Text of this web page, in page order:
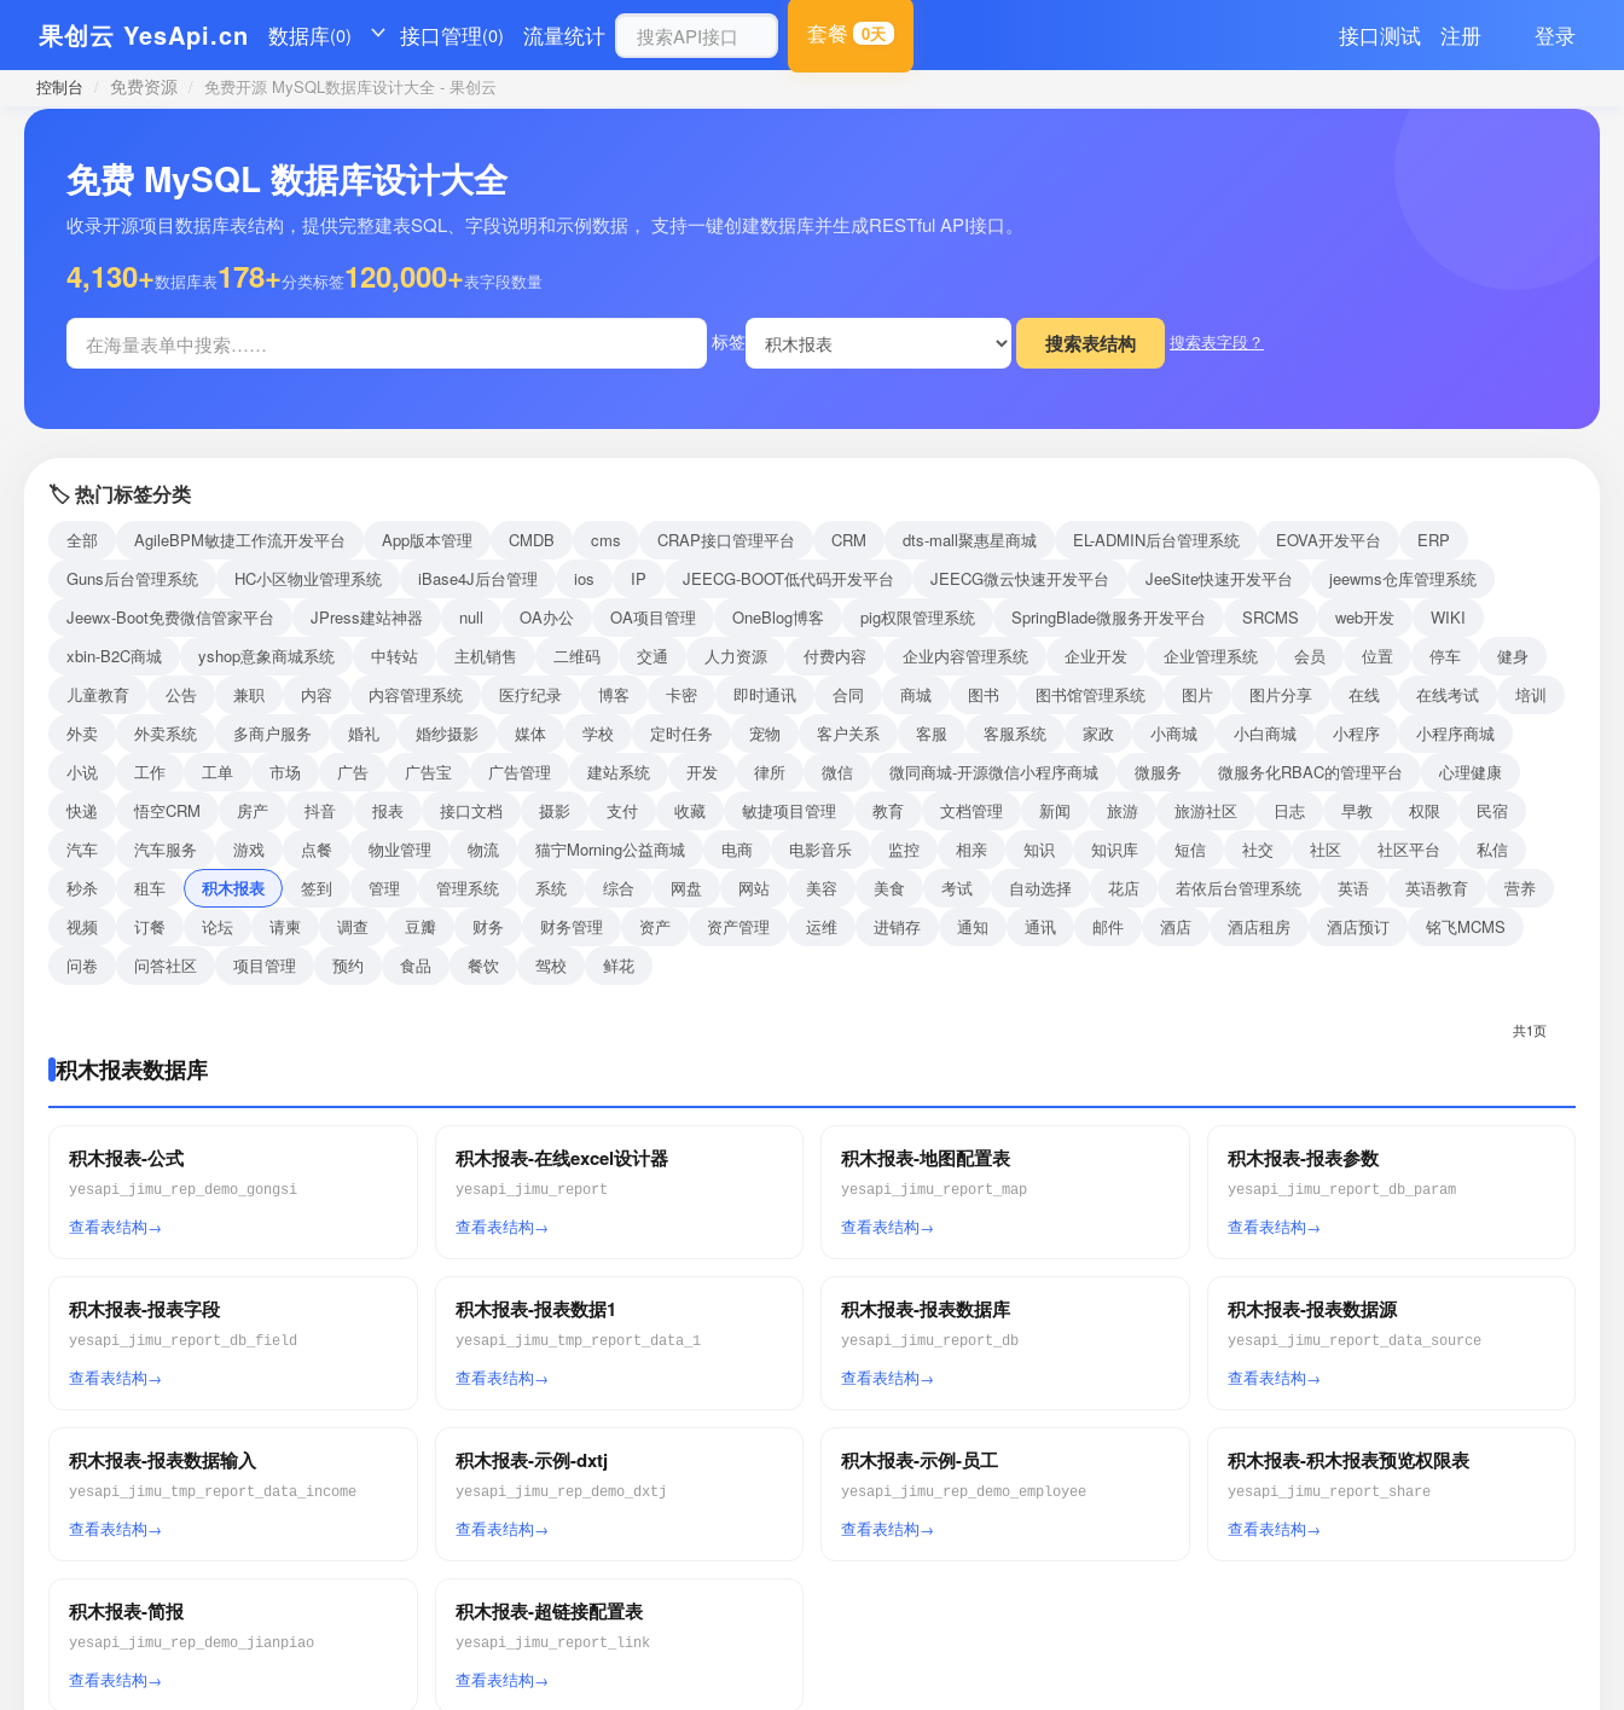
果创云 YesApi.cn 数据库(0) 接口管理(0) 流量统计 套餐 0天 接口测试 注册 登录
控制台 / 免费资源 / 免费开源 MySQL数据库设计大全 - 果创云
免费 MySQL 数据库设计大全
收录开源项目数据库表结构，提供完整建表SQL、字段说明和示例数据， 支持一键创建数据库并生成RESTful API接口。
4,130+数据库表178+分类标签120,000+表字段数量
标签 搜索表字段？
🏷️ 热门标签分类
全部 AgileBPM敏捷工作流开发平台 App版本管理 CMDB cms CRAP接口管理平台 CRM dts-mall聚惠星商城 EL-ADMIN后台管理系统 EOVA开发平台
ERP
Guns后台管理系统
HC小区物业管理系统 iBase4J后台管理 ios IP JEECG-BOOT低代码开发平台 JEECG微云快速开发平台 JeeSite快速开发平台
jeewms仓库管理系统
Jeewx-Boot免费微信管家平台
JPress建站神器 null OA办公 OA项目管理 OneBlog博客 pig权限管理系统 SpringBlade微服务开发平台 SRCMS web开发
WIKI
xbin-B2C商城
yshop意象商城系统 中转站 主机销售 二维码 交通 人力资源 付费内容 企业内容管理系统 企业开发 企业管理系统 会员 位置 停车
健身
儿童教育
公告 兼职 内容 内容管理系统 医疗纪录 博客 卡密 即时通讯 合同 商城 图书 图书馆管理系统 图片 图片分享 在线 在线考试
培训
外卖
外卖系统 多商户服务 婚礼 婚纱摄影 媒体 学校 定时任务 宠物 客户关系 客服 客服系统 家政 小商城 小白商城 小程序
小程序商城
小说
工作 工单 市场 广告 广告宝 广告管理 建站系统 开发 律所 微信 微同商城-开源微信小程序商城 微服务 微服务化RBAC的管理平台
心理健康
快递
悟空CRM 房产 抖音 报表 接口文档 摄影 支付 收藏 敏捷项目管理 教育 文档管理 新闻 旅游 旅游社区 日志 早教 权限
民宿
汽车
汽车服务 游戏 点餐 物业管理 物流 猫宁Morning公益商城 电商 电影音乐 监控 相亲 知识 知识库 短信 社交 社区 社区平台
私信
秒杀
租车 积木报表 签到 管理 管理系统 系统 综合 网盘 网站 美容 美食 考试 自动选择 花店 若依后台管理系统 英语 英语教育
营养
视频
订餐 论坛 请柬 调查 豆瓣 财务 财务管理 资产 资产管理 运维 进销存 通知 通讯 邮件 酒店 酒店租房 酒店预订
铭飞MCMS
问卷
问答社区 项目管理 预约 食品 餐饮 驾校 鲜花
共1页
积木报表数据库
积木报表-公式
yesapi_jimu_rep_demo_gongsi
查看表结构
积木报表-在线excel设计器
yesapi_jimu_report
查看表结构
积木报表-地图配置表
yesapi_jimu_report_map
查看表结构
积木报表-报表参数
yesapi_jimu_report_db_param
查看表结构
积木报表-报表字段
yesapi_jimu_report_db_field
查看表结构
积木报表-报表数据1
yesapi_jimu_tmp_report_data_1
查看表结构
积木报表-报表数据库
yesapi_jimu_report_db
查看表结构
积木报表-报表数据源
yesapi_jimu_report_data_source
查看表结构
积木报表-报表数据输入
yesapi_jimu_tmp_report_data_income
查看表结构
积木报表-示例-dxtj
yesapi_jimu_rep_demo_dxtj
查看表结构
积木报表-示例-员工
yesapi_jimu_rep_demo_employee
查看表结构
积木报表-积木报表预览权限表
yesapi_jimu_report_share
查看表结构
积木报表-简报
yesapi_jimu_rep_demo_jianpiao
查看表结构
积木报表-超链接配置表
yesapi_jimu_report_link
查看表结构